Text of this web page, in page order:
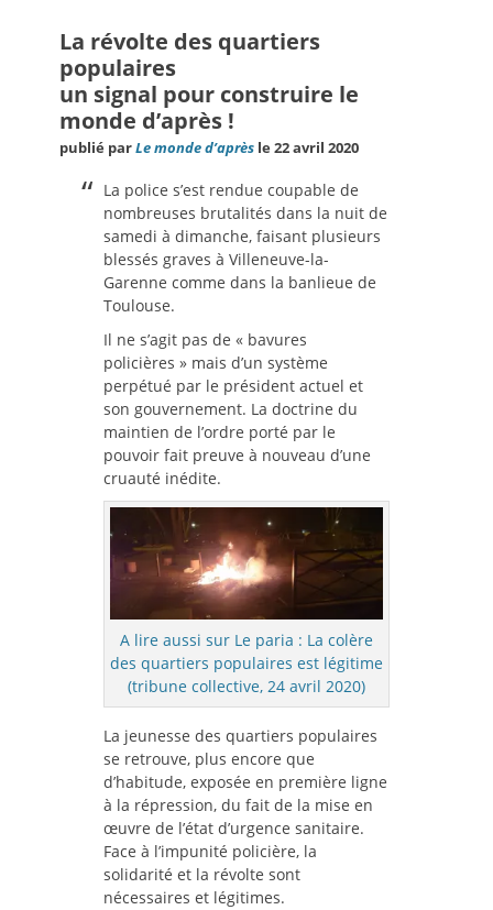
La révolte des quartiers
populaires
un signal pour construire le
monde d’après !
publié parLe monde d’après le 22 avril 2020
La police s’est rendue coupable de
nombreuses brutalités dans la nuit de
samedi à dimanche, faisant plusieurs
blessés graves à Villeneuve-la-
Garenne comme dans la banlieue de
Toulouse.
Il ne s’agit pas de « bavures
policières » mais d’un système
perpétué par le président actuel et
son gouvernement. La doctrine du
maintien de l’ordre porté par le
pouvoir fait preuve à nouveau d’une
cruauté inédite.
A lire aussi sur Le paria : La colère
des quartiers populaires est légitime
(tribune collective, 24 avril 2020)
La jeunesse des quartiers populaires
se retrouve, plus encore que
d’habitude, exposée en première ligne
à la répression, du fait de la mise en
œuvre de l’état d’urgence sanitaire.
Face à l’impunité policière, la
solidarité et la révolte sont
nécessaires et légitimes.